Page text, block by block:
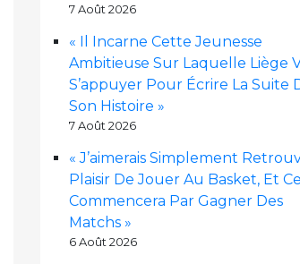
7 Août 2026
« Il Incarne Cette Jeunesse
Ambitieuse Sur Laquelle Liège
S’appuyer Pour Écrire La Suite
Son Histoire »
7 Août 2026
« J’aimerais Simplement
Plaisir De Jouer Au Basket, Et
Commencera Par Gagner Des
Matchs »
6 Août 2026